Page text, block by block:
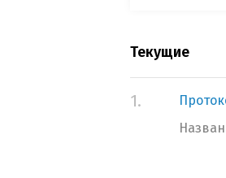
Текущие
1.